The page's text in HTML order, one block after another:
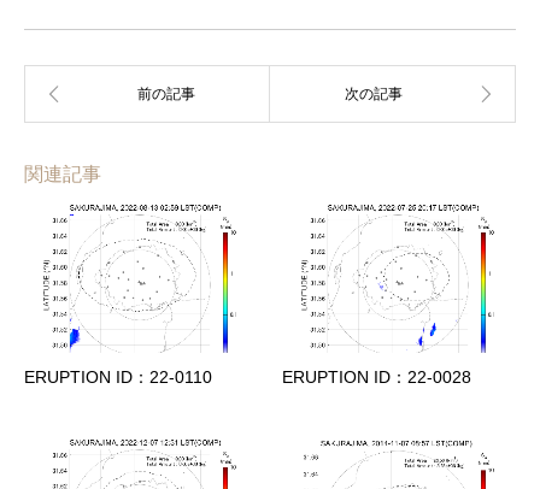
関連記事
ERUPTION ID：22-0110 ERUPTION ID：22-0028